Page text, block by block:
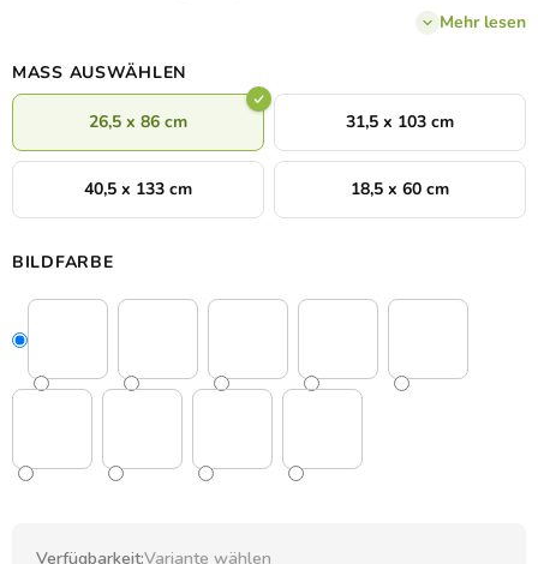
Mehr lesen
MASS AUSWÄHLEN
26,5 x 86 cm 31,5 x 103 cm
40,5 x 133 cm 18,5 x 60 cm
BILDFARBE
Verfügbarkeit:Variante wählen